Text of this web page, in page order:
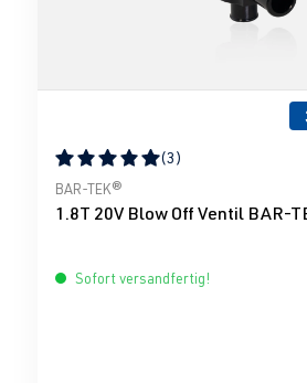
Durchschnittliche Bewertung von
(3)
BAR-TEK®
1.8T 20V Blow Off Ventil BAR-
Sofort versandfertig!